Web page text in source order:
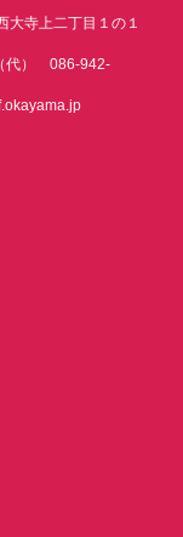
大寺上二丁目１の１
代） 086-942-